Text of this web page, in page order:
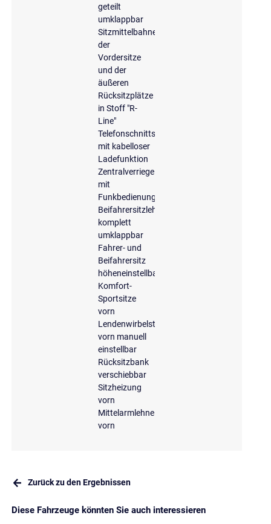
geteilt
umklappbar
Sitzmittelbahnen
der
Vordersitze
und der
äußeren
Rücksitzplätze
in Stoff "R-
Line"
Telefonschnittstelle
mit kabelloser
Ladefunktion
Zentralverriegelung
mit
Funkbedienung
Beifahrersitzlehne
komplett
umklappbar
Fahrer- und
Beifahrersitz
höheneinstellbar
Komfort-
Sportsitze
vorn
Lendenwirbelstütze
vorn manuell
einstellbar
Rücksitzbank
verschiebbar
Sitzheizung
vorn
Mittelarmlehne
vorn
Zurück zu den Ergebnissen
Diese Fahrzeuge könnten Sie auch interessieren